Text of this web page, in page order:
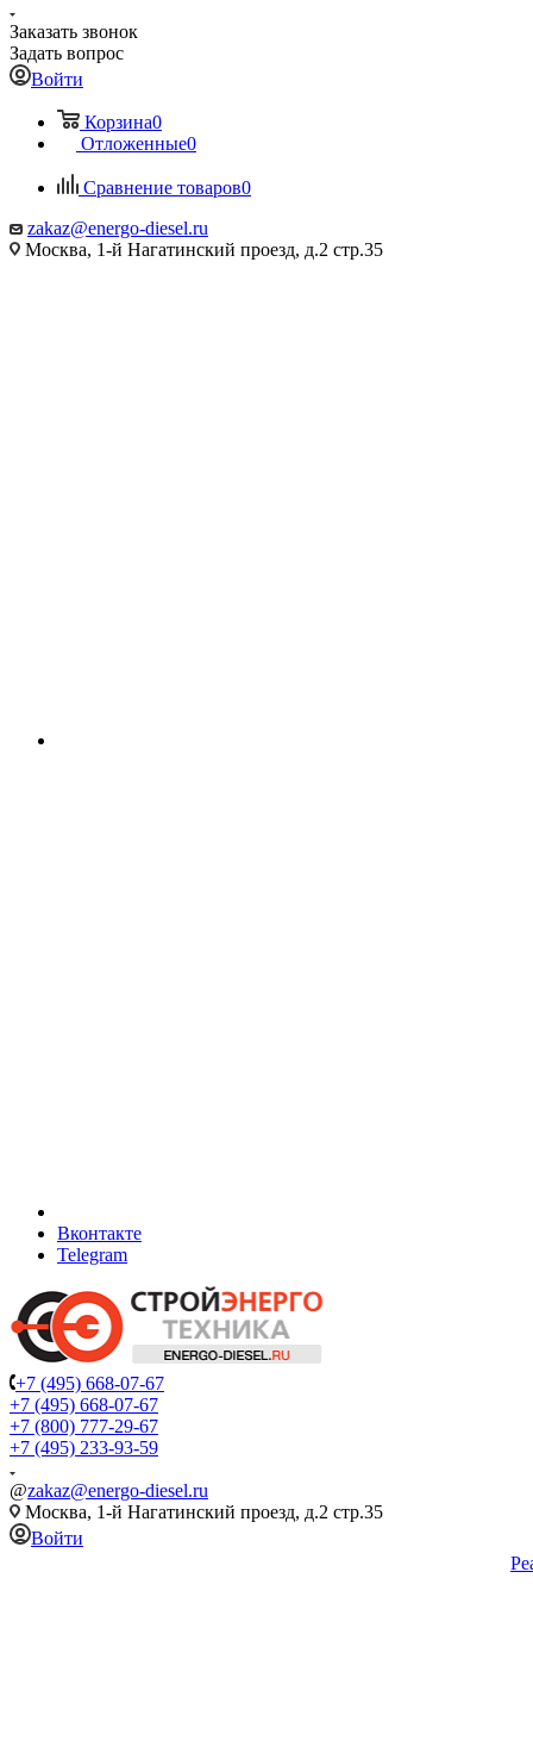
Заказать звонок
Задать вопрос
Войти
Корзина0
Отложенные0
Сравнение товаров0
zakaz@energo-diesel.ru
Москва, 1-й Нагатинский проезд, д.2 стр.35
Вконтакте
Telegram
+7 (495) 668-07-67
+7 (495) 668-07-67
+7 (800) 777-29-67
+7 (495) 233-93-59
@zakaz@energo-diesel.ru
Москва, 1-й Нагатинский проезд, д.2 стр.35
Войти